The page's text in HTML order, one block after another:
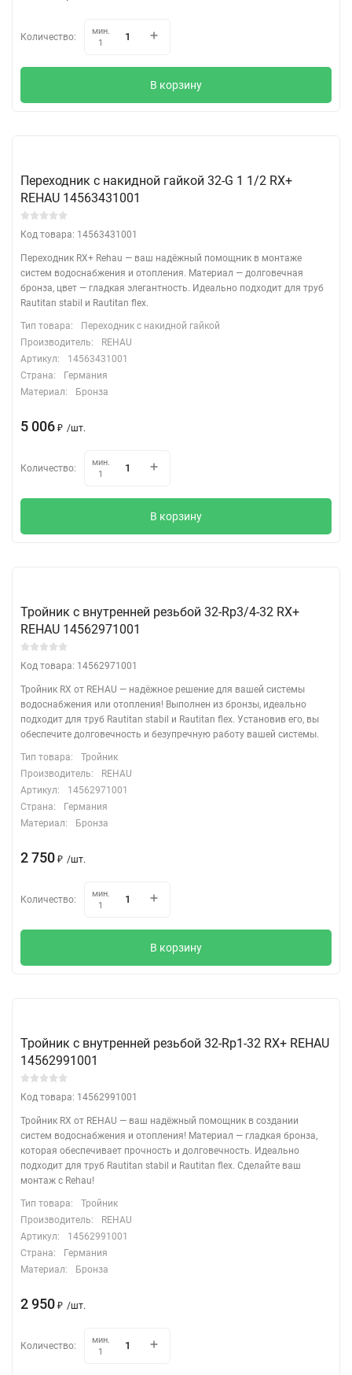
Количество:
мин.
1
В корзину
Переходник с накидной гайкой 32-G 1 1/2 RX+
REHAU 14563431001
Код товара: 14563431001
Переходник RX+ Rehau — ваш надёжный помощник в монтаже
систем водоснабжения и отопления. Материал — долговечная
бронза, цвет — гладкая элегантность. Идеально подходит для труб
Rautitan stabil и Rautitan flex.
Тип товара:
Переходник с накидной гайкой
Производитель:
REHAU
Артикул:
14563431001
Страна:
Германия
Материал:
Бронза
5 006 ₽ /шт.
Количество:
мин.
1
В корзину
Тройник с внутренней резьбой 32-Rp3/4-32 RX+
REHAU 14562971001
Код товара: 14562971001
Тройник RX от REHAU — надёжное решение для вашей системы
водоснабжения или отопления! Выполнен из бронзы, идеально
подходит для труб Rautitan stabil и Rautitan flex. Установив его, вы
обеспечите долговечность и безупречную работу вашей системы.
Тип товара:
Тройник
Производитель:
REHAU
Артикул:
14562971001
Страна:
Германия
Материал:
Бронза
2 750 ₽ /шт.
Количество:
мин.
1
В корзину
Тройник с внутренней резьбой 32-Rp1-32 RX+ REHAU
14562991001
Код товара: 14562991001
Тройник RX от REHAU — ваш надёжный помощник в создании
систем водоснабжения и отопления! Материал — гладкая бронза,
которая обеспечивает прочность и долговечность. Идеально
подходит для труб Rautitan stabil и Rautitan flex. Сделайте ваш
монтаж с Rehau!
Тип товара:
Тройник
Производитель:
REHAU
Артикул:
14562991001
Страна:
Германия
Материал:
Бронза
2 950 ₽ /шт.
Количество:
мин.
1